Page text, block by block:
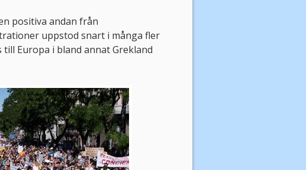
positiva andan från
uppstod snart i många fler
Europa i bland annat Grekland